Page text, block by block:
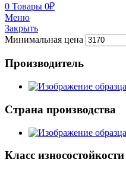
0 Товары 0₽
Меню
Закрыть
Минимальная цена
Производитель
Страна производства
Класс износостойкости